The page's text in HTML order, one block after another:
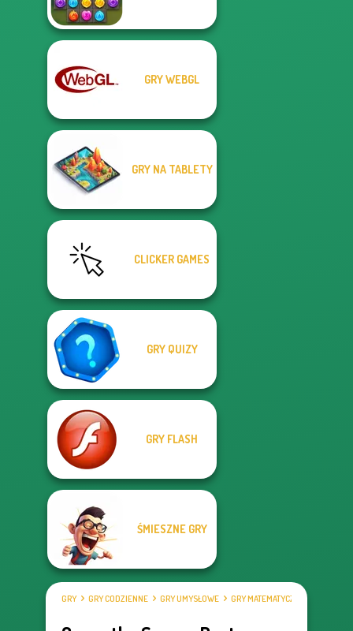
GRY WEBGL
GRY NA TABLETY
CLICKER GAMES
GRY QUIZY
GRY FLASH
ŚMIESZNE GRY
GRY GRY CODZIENNE GRY UMYSŁOWE GRY MATEMATYCZNE